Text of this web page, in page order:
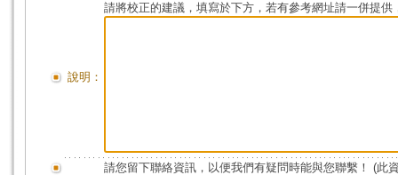
說明：
請將校正的建議，填寫於下方，若有參考網址請一併提供
請您留下聯絡資訊，以便我們有疑問時能與您聯繫！ (此